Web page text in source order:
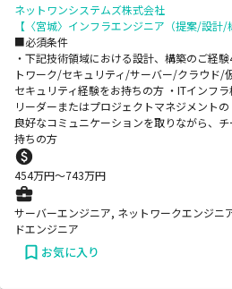
ネットワンシステムズ株式会社
【〈宮城〉インフラエンジニア（提案/設計/
■必須条件
・下記技術領域における設計、構築のご経
トワーク/セキュリティ/サーバー/クラウ
セキュリティ経験をお持ちの方 ・ITインフ
リーダーまたはプロジェクトマネジメント
良好なコミュニケーションを取りながら、
持ちの方
454万円〜743万円
サーバーエンジニア, ネットワークエンジニ
ドエンジニア
お気に入り